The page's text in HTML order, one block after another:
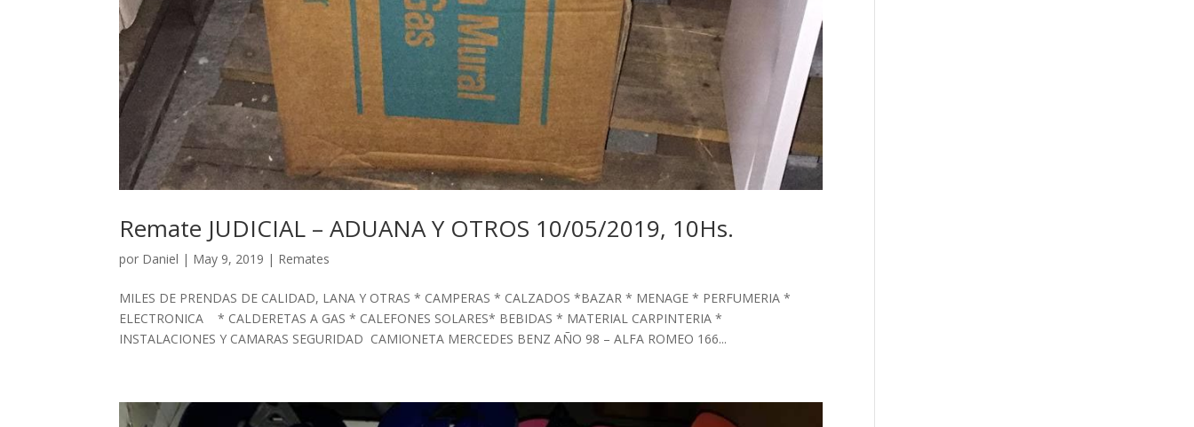
Remate JUDICIAL – ADUANA Y OTROS 10/05/2019, 10Hs.
por Daniel | May 9, 2019 | Remates
MILES DE PRENDAS DE CALIDAD, LANA Y OTRAS * CAMPERAS * CALZADOS *BAZAR * MENAGE * PERFUMERIA *
ELECTRONICA * CALDERETAS A GAS * CALEFONES SOLARES* BEBIDAS * MATERIAL CARPINTERIA *
INSTALACIONES Y CAMARAS SEGURIDAD CAMIONETA MERCEDES BENZ AÑO 98 – ALFA ROMEO 166...